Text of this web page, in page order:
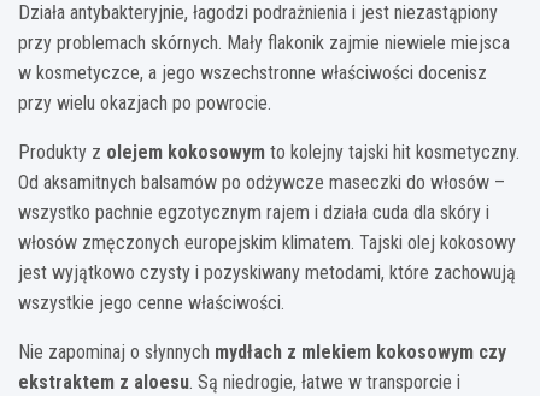
Działa antybakteryjnie, łagodzi podrażnienia i jest niezastąpiony
przy problemach skórnych. Mały flakonik zajmie niewiele miejsca
w kosmetyczce, a jego wszechstronne właściwości docenisz
przy wielu okazjach po powrocie.
Produkty z olejem kokosowym to kolejny tajski hit kosmetyczny.
Od aksamitnych balsamów po odżywcze maseczki do włosów –
wszystko pachnie egzotycznym rajem i działa cuda dla skóry i
włosów zmęczonych europejskim klimatem. Tajski olej kokosowy
jest wyjątkowo czysty i pozyskiwany metodami, które zachowują
wszystkie jego cenne właściwości.
Nie zapominaj o słynnych mydłach z mlekiem kokosowym czy
ekstraktem z aloesu. Są niedrogie, łatwe w transporcie i